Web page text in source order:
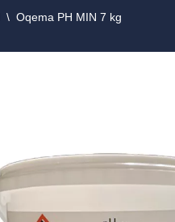
\ Oqema PH MIN 7 kg